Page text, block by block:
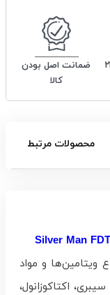
۲۴
ضمانت اصل بودن
کالا
محصولات مرتبط
ویتامین‌ها و مواد
اکتاکوزانول،